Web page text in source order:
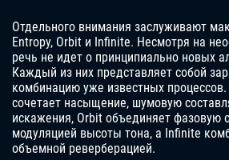
Отдельного внимания заслуживают
Entropy, Orbit и Infinite. Несмотря на
речь не идет о принципиально новых
Каждый из них представляет собой
комбинацию уже известных
сочетает насыщение, шумовую
искажения, Orbit объединяет фазовую
модуляцией высоты тона, а Infinite
объемной реверберацией.